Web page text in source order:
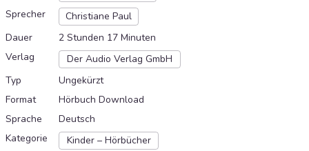
Sprecher
Christiane Paul
Dauer
2 Stunden 17 Minuten
Verlag
Der Audio Verlag GmbH
Typ
Ungekürzt
Format
Hörbuch Download
Sprache
Deutsch
Kategorie
Kinder – Hörbücher